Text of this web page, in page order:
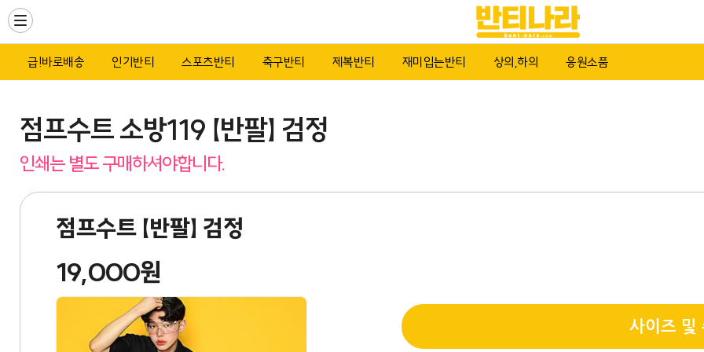
Toggle
급!바로배송 인기반티 스포츠반티 축구반티 제복반티 재미입는반티 상의,하의 응원소품
점프수트 소방119 【반팔】 검정
인쇄는 별도 구매하셔야합니다.
점프수트 【반팔】 검정
19,000원
사이즈 및